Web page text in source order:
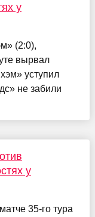
у
(2:0),
вырвал
уступил
не забили
у
35-го тура